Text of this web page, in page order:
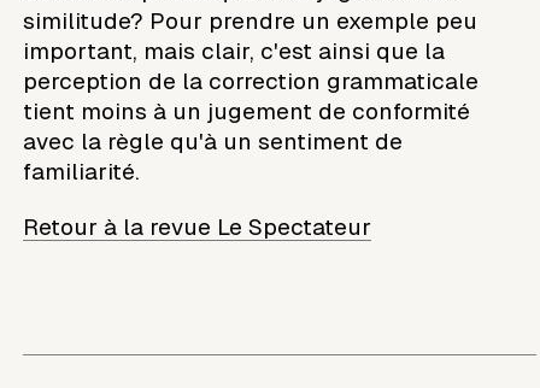
similitude? Pour prendre un exemple peu
important, mais clair, c'est ainsi que la
perception de la correction grammaticale
tient moins à un jugement de conformité
avec la règle qu'à un sentiment de
familiarité.
Retour à la revue Le Spectateur